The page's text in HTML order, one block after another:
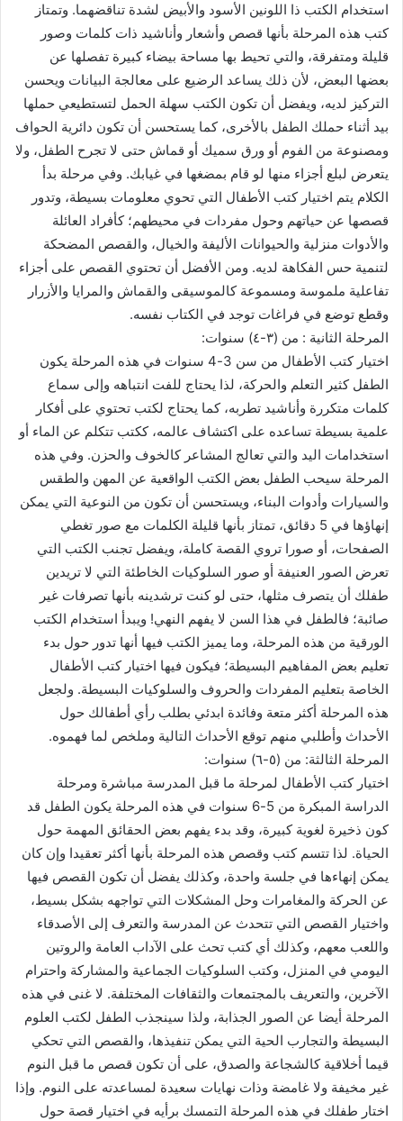
استخدام الكتب ذا اللونين الأسود والأبيض لشدة تناقضهما. وتمتاز
كتب هذه المرحلة بأنها قصص وأشعار وأناشيد ذات كلمات وصور
قليلة ومتفرقة، والتي تحيط بها مساحة بيضاء كبيرة تفصلها عن
بعضها البعض، لأن ذلك يساعد الرضيع على معالجة البيانات ويحسن
التركيز لديه، ويفضل أن تكون الكتب سهلة الحمل لتستطيعي حملها
بيد أثناء حملك الطفل بالأخرى، كما يستحسن أن تكون دائرية الحواف
ومصنوعة من الفوم أو ورق سميك أو قماش حتى لا تجرح الطفل، ولا
يتعرض لبلع أجزاء منها لو قام بمضغها في غيابك. وفي مرحلة بدأ
الكلام يتم اختيار كتب الأطفال التي تحوي معلومات بسيطة، وتدور
قصصها عن حياتهم وحول مفردات في محيطهم؛ كأفراد العائلة
والأدوات منزلية والحيوانات الأليفة والخيال، والقصص المضحكة
لتنمية حس الفكاهة لديه. ومن الأفضل أن تحتوي القصص على أجزاء
تفاعلية ملموسة ومسموعة كالموسيقى والقماش والمرايا والأزرار
وقطع توضع في فراغات توجد في الكتاب نفسه.
المرحلة الثانية : من (٣-٤) سنوات:
اختيار كتب الأطفال من سن 3-4 سنوات في هذه المرحلة يكون
الطفل كثير التعلم والحركة، لذا يحتاج للفت انتباهه وإلى سماع
كلمات متكررة وأناشيد تطربه، كما يحتاج لكتب تحتوي على أفكار
علمية بسيطة تساعده على اكتشاف عالمه، ككتب تتكلم عن الماء أو
استخدامات اليد والتي تعالج المشاعر كالخوف والحزن. وفي هذه
المرحلة سيحب الطفل بعض الكتب الواقعية عن المهن والطقس
والسيارات وأدوات البناء، ويستحسن أن تكون من النوعية التي يمكن
إنهاؤها في 5 دقائق، تمتاز بأنها قليلة الكلمات مع صور تغطي
الصفحات، أو صورا تروي القصة كاملة، ويفضل تجنب الكتب التي
تعرض الصور العنيفة أو صور السلوكيات الخاطئة التي لا تريدين
طفلك أن يتصرف مثلها، حتى لو كنت ترشدينه بأنها تصرفات غير
صائبة؛ فالطفل في هذا السن لا يفهم النهي! ويبدأ استخدام الكتب
الورقية من هذه المرحلة، وما يميز الكتب فيها أنها تدور حول بدء
تعليم بعض المفاهيم البسيطة؛ فيكون فيها اختيار كتب الأطفال
الخاصة بتعليم المفردات والحروف والسلوكيات البسيطة. ولجعل
هذه المرحلة أكثر متعة وفائدة ابدئي بطلب رأي أطفالك حول
الأحداث وأطلبي منهم توقع الأحداث التالية وملخص لما فهموه.
المرحلة الثالثة: من (٥-٦) سنوات:
اختيار كتب الأطفال لمرحلة ما قبل المدرسة مباشرة ومرحلة
الدراسة المبكرة من 5-6 سنوات في هذه المرحلة يكون الطفل قد
كون ذخيرة لغوية كبيرة، وقد بدء يفهم بعض الحقائق المهمة حول
الحياة. لذا تتسم كتب وقصص هذه المرحلة بأنها أكثر تعقيدا وإن كان
يمكن إنهاءها في جلسة واحدة، وكذلك يفضل أن تكون القصص فيها
عن الحركة والمغامرات وحل المشكلات التي تواجهه بشكل بسيط،
واختيار القصص التي تتحدث عن المدرسة والتعرف إلى الأصدقاء
واللعب معهم، وكذلك أي كتب تحث على الآداب العامة والروتين
اليومي في المنزل، وكتب السلوكيات الجماعية والمشاركة واحترام
الآخرين، والتعريف بالمجتمعات والثقافات المختلفة. لا غنى في هذه
المرحلة أيضا عن الصور الجذابة، ولذا سينجذب الطفل لكتب العلوم
البسيطة والتجارب الحية التي يمكن تنفيذها، والقصص التي تحكي
قيما أخلاقية كالشجاعة والصدق، على أن تكون قصص ما قبل النوم
غير مخيفة ولا غامضة وذات نهايات سعيدة لمساعدته على النوم. وإذا
اختار طفلك في هذه المرحلة التمسك برأيه في اختيار قصة حول